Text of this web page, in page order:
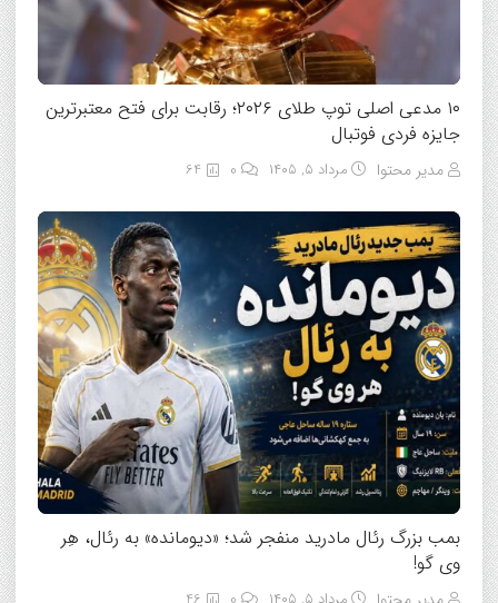
۱۰ مدعی اصلی توپ طلای ۲۰۲۶؛ رقابت برای فتح معتبرترین
جایزه فردی فوتبال
مدیر محتوا مرداد ۵, ۱۴۰۵ 64
بمب بزرگ رئال مادرید منفجر شد؛ «دیومانده» به رئال، هِر
وی گو!